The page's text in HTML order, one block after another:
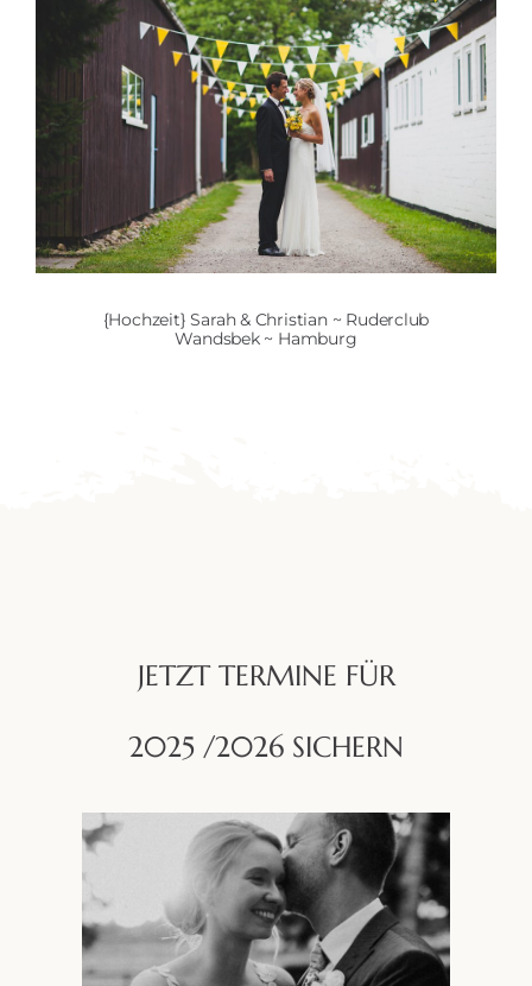
{Hochzeit} Sarah & Christian ~ Ruderclub
Wandsbek ~ Hamburg
JETZT TERMINE FÜR
2025 /2026 SICHERN